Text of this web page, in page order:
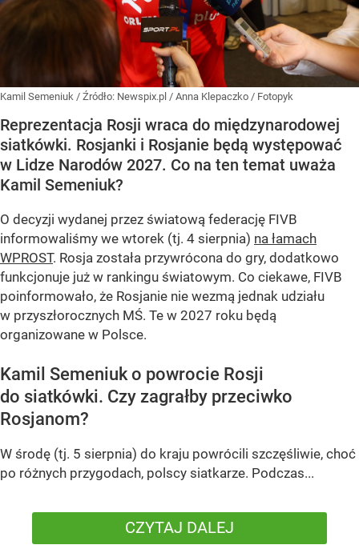
Kamil Semeniuk / Źródło: Newspix.pl / Anna Klepaczko / Fotopyk
Reprezentacja Rosji wraca do międzynarodowej
siatkówki. Rosjanki i Rosjanie będą występować
w Lidze Narodów 2027. Co na ten temat uważa
Kamil Semeniuk?
O decyzji wydanej przez światową federację FIVB
informowaliśmy we wtorek (tj. 4 sierpnia) na łamach
WPROST. Rosja została przywrócona do gry, dodatkowo
funkcjonuje już w rankingu światowym. Co ciekawe, FIVB
poinformowało, że Rosjanie nie wezmą jednak udziału
w przyszłorocznych MŚ. Te w 2027 roku będą
organizowane w Polsce.
Kamil Semeniuk o powrocie Rosji
do siatkówki. Czy zagrałby przeciwko
Rosjanom?
W środę (tj. 5 sierpnia) do kraju powrócili szczęśliwie, choć
po różnych przygodach, polscy siatkarze. Podczas...
CZYTAJ DALEJ